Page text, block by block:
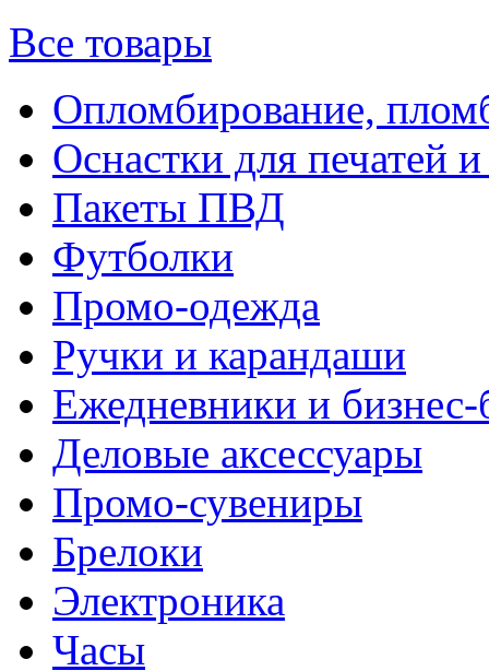
Все товары
Опломбирование,
Оснастки для печатей
Пакеты ПВД
Футболки
Промо-одежда
Ручки и карандаши
Ежедневники и
Деловые аксессуары
Промо-сувениры
Брелоки
Электроника
Часы